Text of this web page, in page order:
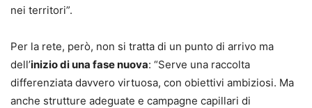
nei territori”.
Per la rete, però, non si tratta di un punto di arrivo ma
dell’inizio di una fase nuova: “Serve una raccolta
differenziata davvero virtuosa, con obiettivi ambiziosi. Ma
anche strutture adeguate e campagne capillari di